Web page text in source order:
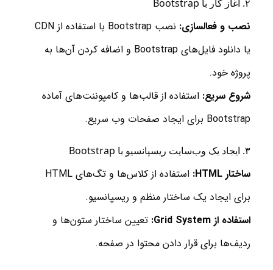
۲. آغاز کار با Bootstrap
نصب و فعالسازی:
نصب Bootstrap با استفاده از CDN
یا دانلود فایل‌های Bootstrap و اضافه کردن آن‌ها به
پروژه خود.
شروع سریع: استفاده از قالب‌ها و کامپوننت‌های آماده
Bootstrap برای ایجاد صفحات وب سریع.
۳. ایجاد یک وب‌سایت ریسپانسیو با Bootstrap
ساختار HTML:
استفاده از کلاس‌ها و تگ‌های HTML
برای ایجاد یک ساختار منظم و ریسپانسیو.
استفاده از Grid System:
تعیین ساختار ستون‌ها و
ردیف‌ها برای قرار دادن محتوا در صفحه.